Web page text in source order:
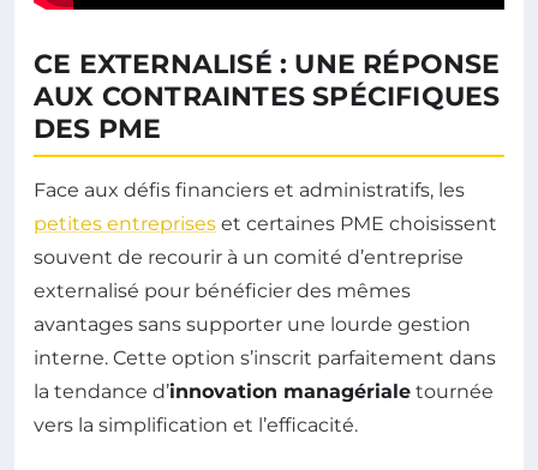
CE EXTERNALISÉ : UNE RÉPONSE
AUX CONTRAINTES SPÉCIFIQUES
DES PME
Face aux défis financiers et administratifs, les
petites entreprises et certaines PME choisissent
souvent de recourir à un comité d’entreprise
externalisé pour bénéficier des mêmes
avantages sans supporter une lourde gestion
interne. Cette option s’inscrit parfaitement dans
la tendance d’innovation managériale tournée
vers la simplification et l’efficacité.